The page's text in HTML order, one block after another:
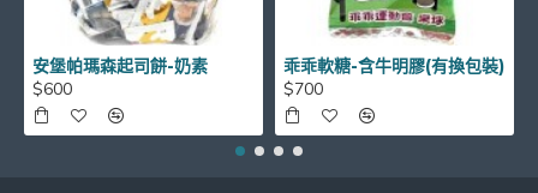
安堡帕瑪森起司餅-奶素
$600
乖乖軟糖-含牛明膠(有換包裝)
$700